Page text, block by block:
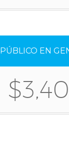
PÚBLICO EN